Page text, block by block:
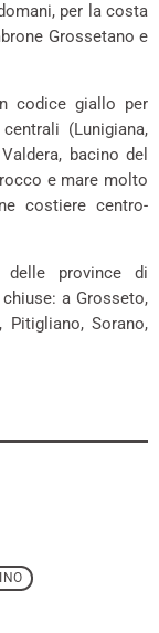
per la costa
Grossetano e
codice giallo per
(Lunigiana,
bacino del
e mare molto
costiere centro-
delle province di
a Grosseto,
Pitigliano, Sorano,